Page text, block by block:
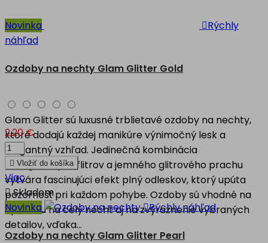
Novinka Rýchly
náhľad
Ozdoby na nechty Glam Glitter Gold
Glam Glitter sú luxusné trblietavé ozdoby na nechty,
ktoré dodajú každej manikúre výnimočný lesk a
elegantný vzhľad. Jedinečná kombinácia
hexagónových flitrov a jemného glitrového prachu
vytvára fascinujúci efekt plný odleskov, ktorý upúta
pozornosť pri každom pohybe. Ozdoby sú vhodné na
aplikáciu na celý necht aj na zvýraznenie vybraných
detailov, vďaka...
2,20 €
 Vložiť do košíka
Viac
Skladom
Novinka
Rýchly náhľad
Ozdoby na nechty Glam Glitter Pearl